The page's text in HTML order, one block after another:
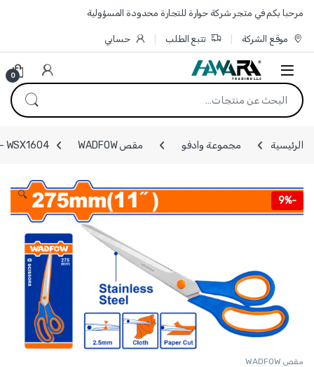
Skip to navigation
Skip to content
مرحبا بكم في متجر شركة حوارة للتجارة محدودة المسؤولية
موقع الشركة تتبع الطلب حسابي
0
البحث عن:
الرئيسية مجموعة وادفو مقص WADFOW WSX1604 - مقص يدوي 11 انش 275 مم WADFOW
-
9%
🔍
مقص WADFOW